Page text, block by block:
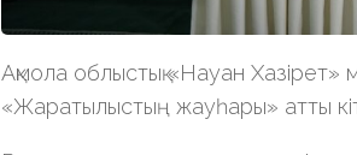
Ақмола облыстық «Науан Хазірет»
«Жаратылыстың жауһары» атты